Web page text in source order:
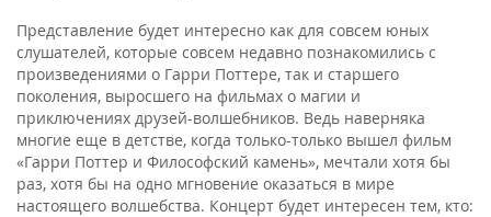
Представление будет интересно как для совсем юных
слушателей, которые совсем недавно познакомились с
произведениями о Гарри Поттере, так и старшего
поколения, выросшего на фильмах о магии и
приключениях друзей-волшебников. Ведь наверняка
многие еще в детстве, когда только-только вышел фильм
«Гарри Поттер и Философский камень», мечтали хотя бы
раз, хотя бы на одно мгновение оказаться в мире
настоящего волшебства. Концерт будет интересен тем, кто: